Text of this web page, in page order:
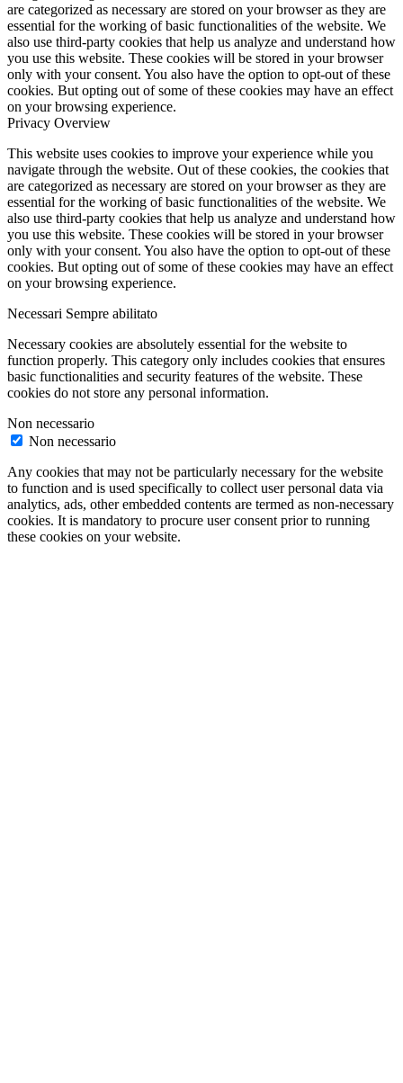
are categorized as necessary are stored on your browser as they are
essential for the working of basic functionalities of the website. We
also use third-party cookies that help us analyze and understand how
you use this website. These cookies will be stored in your browser
only with your consent. You also have the option to opt-out of these
cookies. But opting out of some of these cookies may have an effect
on your browsing experience.
Privacy Overview
This website uses cookies to improve your experience while you
navigate through the website. Out of these cookies, the cookies that
are categorized as necessary are stored on your browser as they are
essential for the working of basic functionalities of the website. We
also use third-party cookies that help us analyze and understand how
you use this website. These cookies will be stored in your browser
only with your consent. You also have the option to opt-out of these
cookies. But opting out of some of these cookies may have an effect
on your browsing experience.
Necessari Sempre abilitato
Necessary cookies are absolutely essential for the website to
function properly. This category only includes cookies that ensures
basic functionalities and security features of the website. These
cookies do not store any personal information.
Non necessario
Non necessario
Any cookies that may not be particularly necessary for the website
to function and is used specifically to collect user personal data via
analytics, ads, other embedded contents are termed as non-necessary
cookies. It is mandatory to procure user consent prior to running
these cookies on your website.